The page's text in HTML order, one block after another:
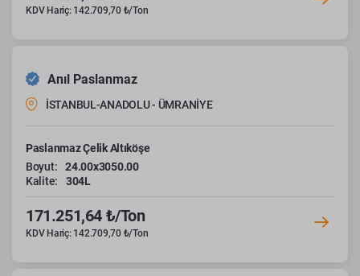
KDV Hariç: 142.709,70 ₺/Ton
Anıl Paslanmaz
İSTANBUL-ANADOLU - ÜMRANİYE
Paslanmaz Çelik Altıköşe
Boyut:
24.00x3050.00
Kalite:
304L
171.251,64 ₺/Ton
KDV Hariç: 142.709,70 ₺/Ton